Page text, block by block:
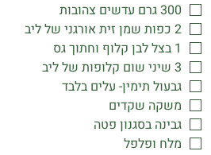
300 גרם עדשים צהובות
2 כפות שמן זית אורגני של ליב
1 בצל לבן קלוף וחתוך גס
3 שיני שום קלופות של ליב
גבעול תימין- עלים בלבד
משקה שקדים
גבינה בסגנון פטה
מלח ופלפל